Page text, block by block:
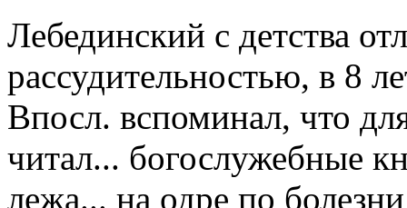
Лебединский с детства
рассудительностью, в 8
Впосл. вспоминал, что
читал... богослужебные
лежа... на одре по